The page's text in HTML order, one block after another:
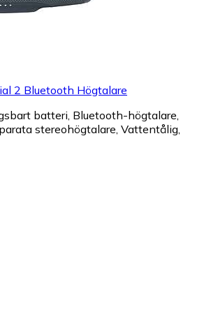
2 Bluetooth Högtalare
batteri, Bluetooth-högtalare,
stereohögtalare, Vattentålig,